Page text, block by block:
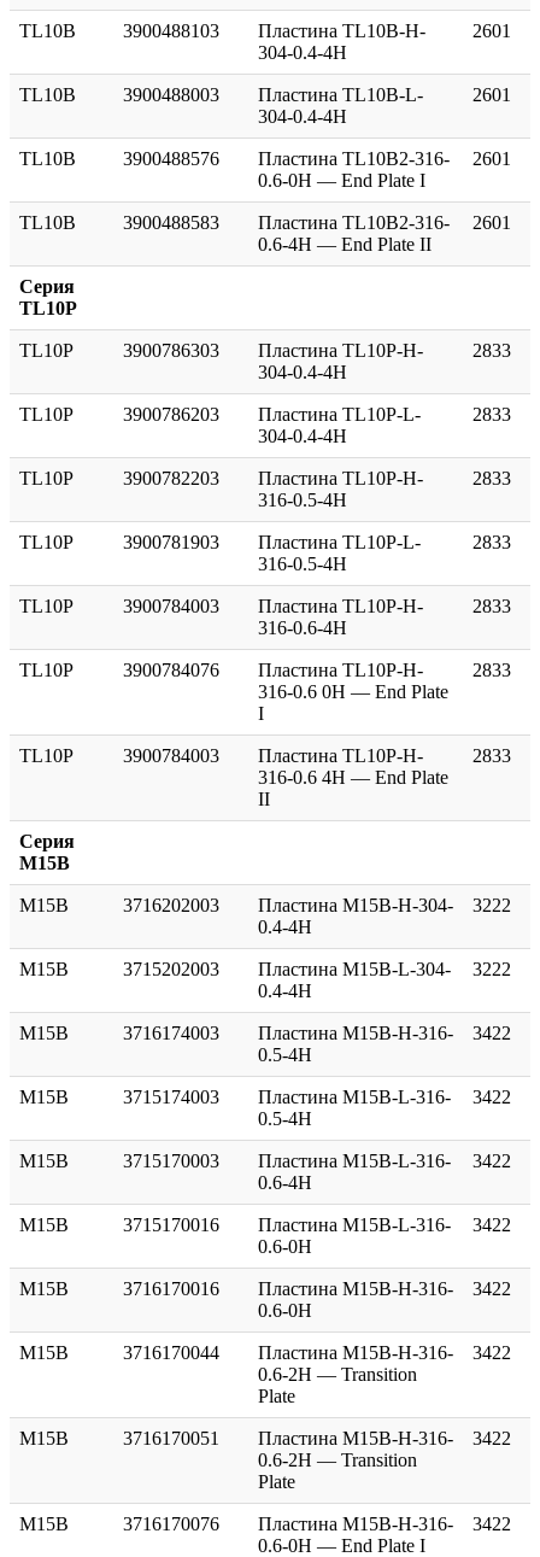
TL10B 3900488103
Пластина TL10B-H-
304-0.4-4H
2601
TL10B 3900488003
Пластина TL10B-L-
304-0.4-4H
2601
TL10B 3900488576
Пластина TL10B2-316-
0.6-0H — End Plate I
2601
TL10B 3900488583
Пластина TL10B2-316-
0.6-4H — End Plate II
2601
Серия
TL10P
TL10P 3900786303
Пластина TL10P-H-
304-0.4-4H
2833
TL10P 3900786203
Пластина TL10P-L-
304-0.4-4H
2833
TL10P 3900782203
Пластина TL10P-H-
316-0.5-4H
2833
TL10P 3900781903
Пластина TL10P-L-
316-0.5-4H
2833
TL10P 3900784003
Пластина TL10P-H-
316-0.6-4H
2833
TL10P 3900784076
Пластина TL10P-H-
316-0.6 0H — End Plate
I
2833
TL10P 3900784003
Пластина TL10P-H-
316-0.6 4H — End Plate
II
2833
Серия
M15B
M15B 3716202003
Пластина M15B-H-304-
0.4-4H
3222
M15B 3715202003
Пластина M15B-L-304-
0.4-4H
3222
M15B 3716174003
Пластина M15B-H-316-
0.5-4H
3422
M15B 3715174003
Пластина M15B-L-316-
0.5-4H
3422
M15B 3715170003
Пластина M15B-L-316-
0.6-4H
3422
M15B 3715170016
Пластина M15B-L-316-
0.6-0H
3422
M15B 3716170016
Пластина M15B-H-316-
0.6-0H
3422
M15B 3716170044
Пластина M15B-H-316-
0.6-2H — Transition
Plate
3422
M15B 3716170051
Пластина M15B-H-316-
0.6-2H — Transition
Plate
3422
M15B 3716170076
Пластина M15B-H-316-
0.6-0H — End Plate I
3422